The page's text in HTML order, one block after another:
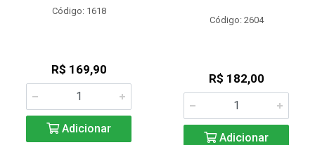
Código: 1618
R$ 169,90
Adicionar
Código: 2604
R$ 182,00
Adicionar